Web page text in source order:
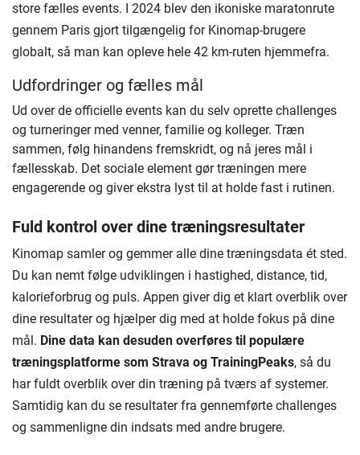
store fælles events. I 2024 blev den ikoniske maratonrute
gennem Paris gjort tilgængelig for Kinomap-brugere
globalt, så man kan opleve hele 42 km-ruten hjemmefra.
Udfordringer og fælles mål
Ud over de officielle events kan du selv oprette challenges
og turneringer med venner, familie og kolleger. Træn
sammen, følg hinandens fremskridt, og nå jeres mål i
fællesskab. Det sociale element gør træningen mere
engagerende og giver ekstra lyst til at holde fast i rutinen.
Fuld kontrol over dine træningsresultater
Kinomap samler og gemmer alle dine træningsdata ét sted.
Du kan nemt følge udviklingen i hastighed, distance, tid,
kalorieforbrug og puls. Appen giver dig et klart overblik over
dine resultater og hjælper dig med at holde fokus på dine
mål. Dine data kan desuden overføres til populære
træningsplatforme som Strava og TrainingPeaks, så du
har fuldt overblik over din træning på tværs af systemer.
Samtidig kan du se resultater fra gennemførte challenges
og sammenligne din indsats med andre brugere.